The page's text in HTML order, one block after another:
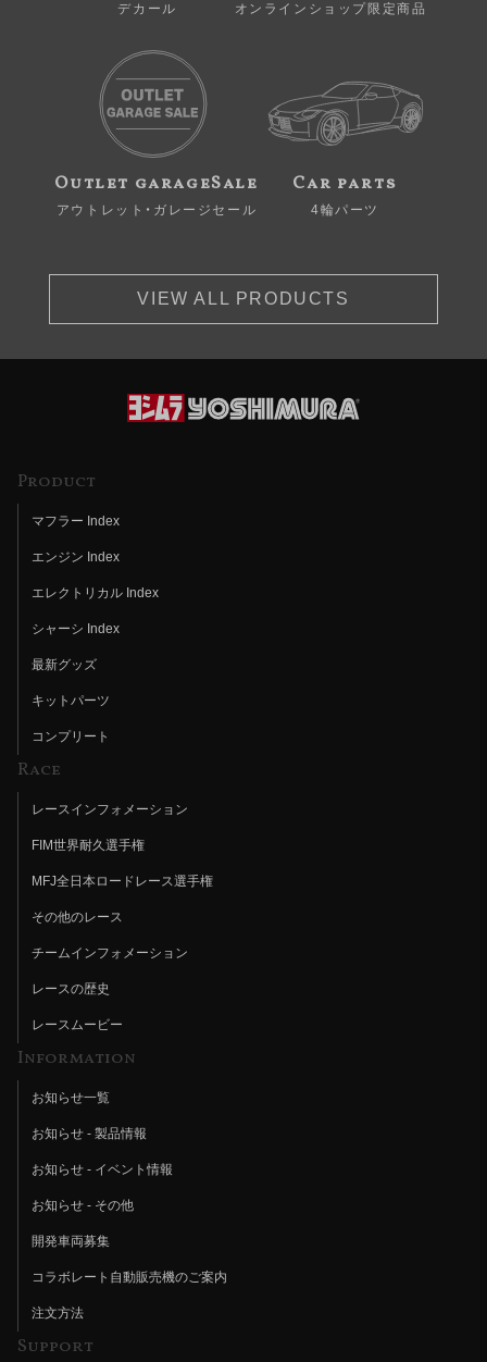
デカール オンラインショップ限定商品
Outlet garageSale
アウトレット・ガレージセール
Car parts
4輪パーツ
VIEW ALL PRODUCTS
Product
マフラー Index
エンジン Index
エレクトリカル Index
シャーシ Index
最新グッズ
キットパーツ
コンプリート
Race
レースインフォメーション
FIM世界耐久選手権
MFJ全日本ロードレース選手権
その他のレース
チームインフォメーション
レースの歴史
レースムービー
Information
お知らせ一覧
お知らせ - 製品情報
お知らせ - イベント情報
お知らせ - その他
開発車両募集
コラボレート自動販売機のご案内
注文方法
Support